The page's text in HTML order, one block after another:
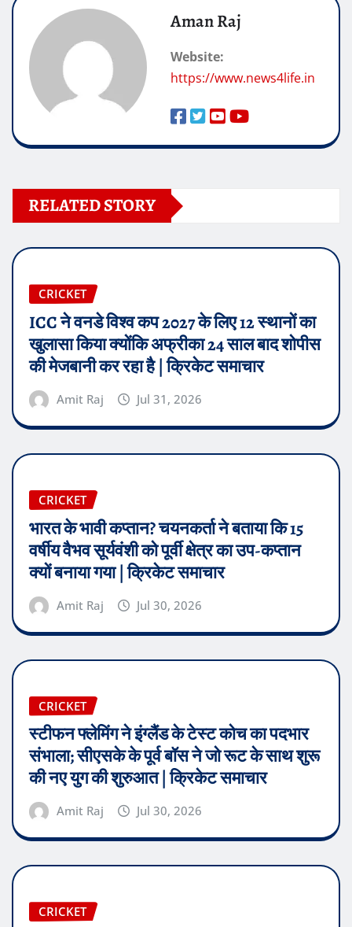
Aman Raj
Website:
https://www.news4life.in
RELATED STORY
CRICKET
ICC ने वनडे विश्व कप 2027 के लिए 12 स्थानों का
खुलासा किया क्योंकि अफ्रीका 24 साल बाद शोपीस
की मेजबानी कर रहा है | क्रिकेट समाचार
Amit Raj Jul 31, 2026
CRICKET
भारत के भावी कप्तान? चयनकर्ता ने बताया कि 15
वर्षीय वैभव सूर्यवंशी को पूर्वी क्षेत्र का उप-कप्तान
क्यों बनाया गया | क्रिकेट समाचार
Amit Raj Jul 30, 2026
CRICKET
स्टीफन फ्लेमिंग ने इंग्लैंड के टेस्ट कोच का पदभार
संभाला; सीएसके के पूर्व बॉस ने जो रूट के साथ शुरू
की नए युग की शुरुआत | क्रिकेट समाचार
Amit Raj Jul 30, 2026
CRICKET